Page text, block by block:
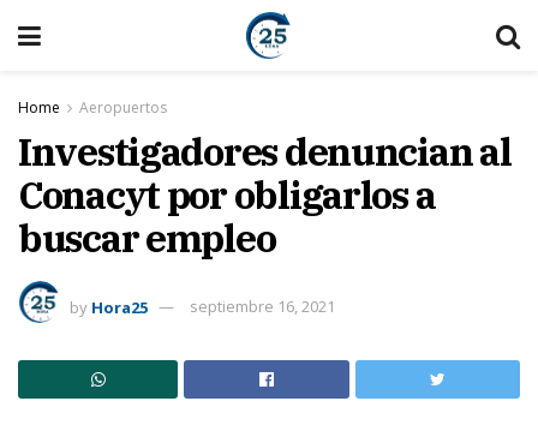
Home Aeropuertos
Investigadores denuncian al
Conacyt por obligarlos a
buscar empleo
by Hora25 septiembre 16, 2021